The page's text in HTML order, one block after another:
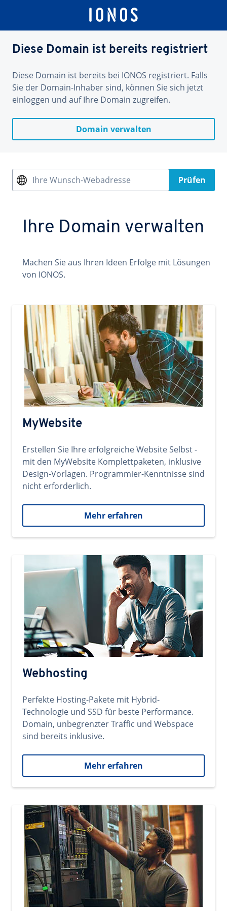
Diese Domain ist bereits registriert
Diese Domain ist bereits bei IONOS registriert. Falls
Sie der Domain-Inhaber sind, können Sie sich jetzt
einloggen und auf Ihre Domain zugreifen.
Domain verwalten
Ihre Wunsch-Webadresse Prüfen
Ihre Domain verwalten
Machen Sie aus Ihren Ideen Erfolge mit Lösungen
von IONOS.
MyWebsite
Erstellen Sie Ihre erfolgreiche Website Selbst -
mit den MyWebsite Komplettpaketen, inklusive
Design-Vorlagen. Programmier-Kenntnisse sind
nicht erforderlich.
Mehr erfahren
Webhosting
Perfekte Hosting-Pakete mit Hybrid-
Technologie und SSD für beste Performance.
Domain, unbegrenzter Traffic und Webspace
sind bereits inklusive.
Mehr erfahren